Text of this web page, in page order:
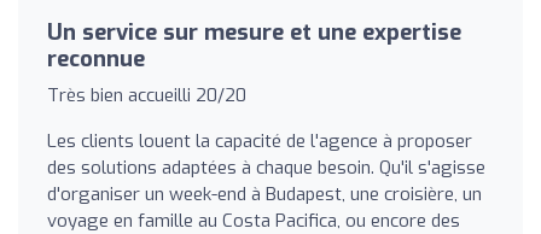
Un service sur mesure et une expertise
reconnue
Très bien accueilli 20/20
Les clients louent la capacité de l'agence à proposer
des solutions adaptées à chaque besoin. Qu'il s'agisse
d'organiser un week-end à Budapest, une croisière, un
voyage en famille au Costa Pacifica, ou encore des